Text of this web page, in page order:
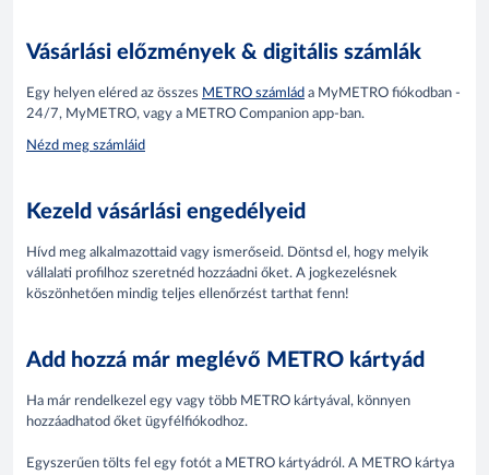
Vásárlási előzmények & digitális számlák
Egy helyen eléred az összes METRO számlád a MyMETRO fiókodban -
24/7, MyMETRO, vagy a METRO Companion app-ban.
Nézd meg számláid
Kezeld vásárlási engedélyeid
Hívd meg alkalmazottaid vagy ismerőseid. Döntsd el, hogy melyik
vállalati profilhoz szeretnéd hozzáadni őket. A jogkezelésnek
köszönhetően mindig teljes ellenőrzést tarthat fenn!
Add hozzá már meglévő METRO kártyád
Ha már rendelkezel egy vagy több METRO kártyával, könnyen
hozzáadhatod őket ügyfélfiókodhoz.
Egyszerűen tölts fel egy fotót a METRO kártyádról. A METRO kártya